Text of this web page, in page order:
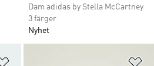
Dam adidas by Stella McCartney
3 färger
Nyhet